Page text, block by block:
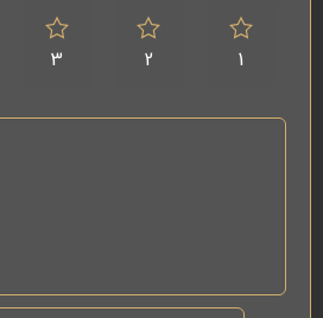
1
2
3